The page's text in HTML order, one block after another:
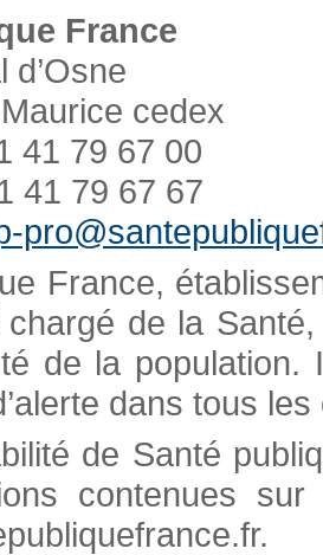
France
d’Osne
cedex
41 79 67 00
41 79 67 67
France,
de la
de la
dans tous
de Santé
contenues